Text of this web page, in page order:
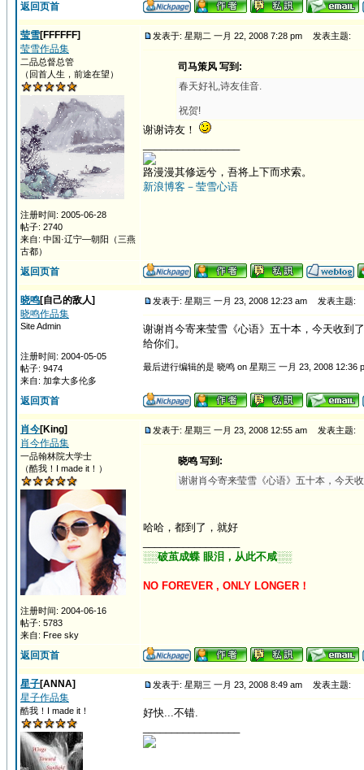
返回页首
莹雪[FFFFFF]
莹雪作品集
二品总督总管
（回首人生，前途在望）
注册时间: 2005-06-28
帖子: 2740
来自: 中国·辽宁—朝阳（三燕
古都）
发表于: 星期二 一月 22, 2008 7:28 pm 发表主题:
司马策风 写到:
春天好礼,诗友佳音.
祝贺!
谢谢诗友！
路漫漫其修远兮，吾将上下而求索。
新浪博客－莹雪心语
返回页首
晓鸣[自己的敌人]
晓鸣作品集
Site Admin
注册时间: 2004-05-05
帖子: 9474
来自: 加拿大多伦多
发表于: 星期三 一月 23, 2008 12:23 am 发表主题:
谢谢肖今寄来莹雪《心语》五十本，今天收到
给你们。
最后进行编辑的是 晓鸣 on 星期三 一月 23, 2008 12:36
返回页首
肖今[King]
肖今作品集
一品翰林院大学士
（酷我！I made it！）
注册时间: 2004-06-16
帖子: 5783
来自: Free sky
发表于: 星期三 一月 23, 2008 12:55 am 发表主题:
晓鸣 写到:
谢谢肖今寄来莹雪《心语》五十本，今天
哈哈，都到了，就好
░░破茧成蝶 眼泪，从此不咸░░
NO FOREVER , ONLY LONGER！
返回页首
星子[ANNA]
星子作品集
酷我！I made it！
发表于: 星期三 一月 23, 2008 8:49 am 发表主题:
好快...不错.